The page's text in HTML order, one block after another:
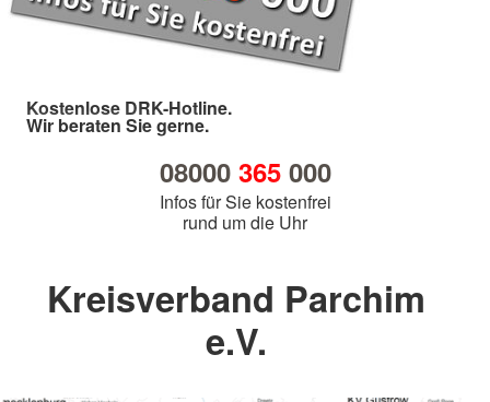
Kostenlose DRK-Hotline.
Wir beraten Sie gerne.
08000 365000
Infos für Sie kostenfrei
rund um die Uhr
Kreisverband Parchim
e.V.